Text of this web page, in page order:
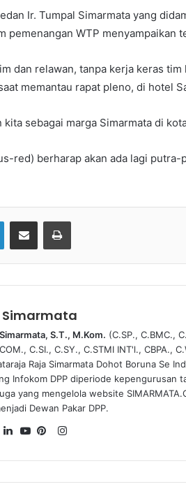
Ir. Tumpal Simarmata yang
pemenangan WTP menyampaikan
dan relawan, tanpa kerja keras
memantau rapat pleno, di hotel
sebagai marga Simarmata di
red) berharap akan ada lagi
Simarmata
S.T., M.Kom. (C.SP., C.BMC.,
C.SI., C.SY., C.STMI INT'l., CBPA.,
Raja Simarmata Dohot Boruna Se
Infokom DPP diperiode kepengurusan
yang mengelola website
Dewan Pakar DPP.
i
n
o
u
i
n
I
s
t